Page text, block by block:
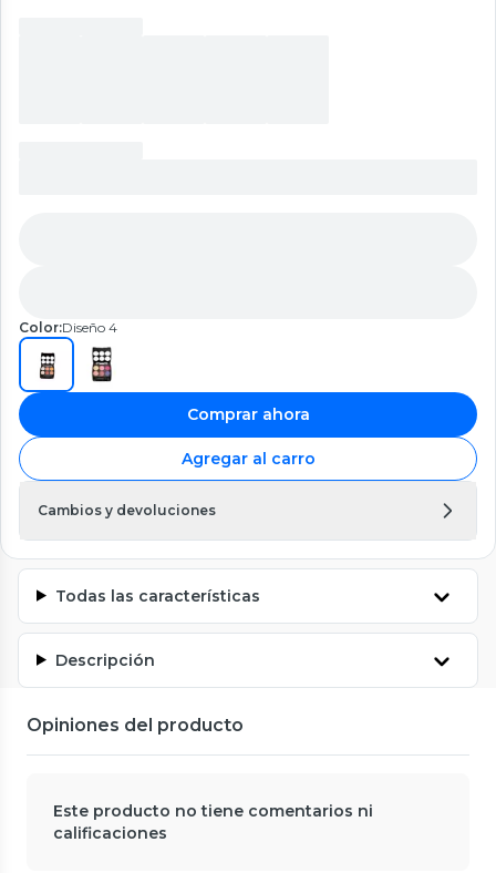
Color:Diseño 4
Comprar ahora
Agregar al carro
Cambios y devoluciones
Todas las características
Descripción
Opiniones del producto
Este producto no tiene comentarios ni
calificaciones